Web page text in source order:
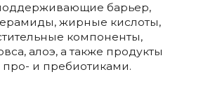
барьер,
жирные кислоты,
компоненты,
алоэ, а также продукты
и пребиотиками.